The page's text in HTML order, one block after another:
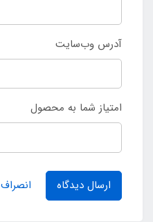
آدرس وب‌سایت
امتیاز شما به محصول
ارسال دیدگاه انصراف